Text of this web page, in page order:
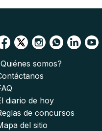
somos?
diario de hoy
de concursos
del sitio